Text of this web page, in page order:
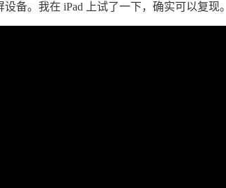
备。我在 iPad 上试了一下，确实可以复现。